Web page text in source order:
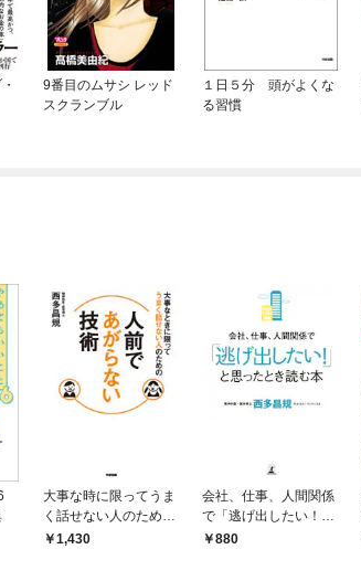
9番目のムサシ レッド
スクランブル
１日５分 頭がよくな
る習慣
大事な時に限ってうま
く話せない人のため
の 人前であがらない
1,430
会社、仕事、人間関係
で「逃げ出したい！」
と思ったとき読む本
880